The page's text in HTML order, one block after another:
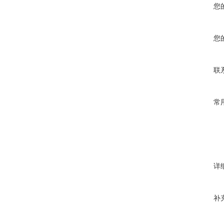
您
您
联
常
详
补